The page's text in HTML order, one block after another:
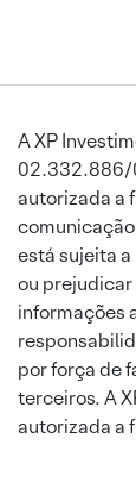
A XP
02.332.886/
autorizada a
está sujeita
ou prejudicar
informações
por força de
terceiros. A
autorizada a